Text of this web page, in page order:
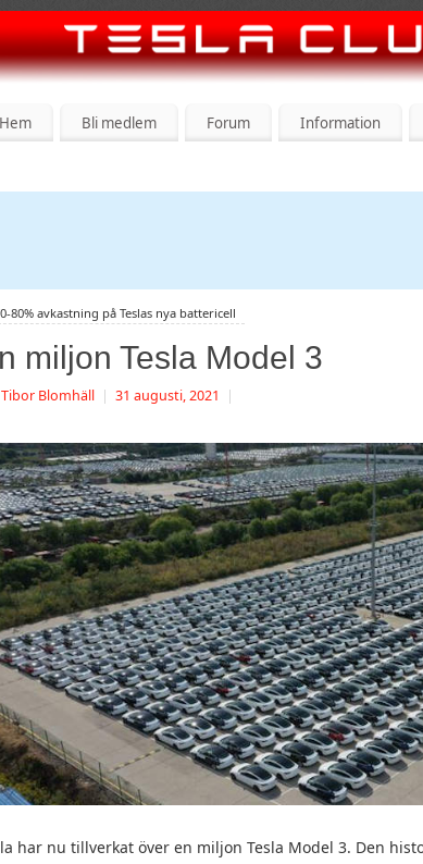
Hem Bli medlem Forum Information
80% avkastning på Teslas nya battericell
miljon Tesla Model 3
Tibor Blomhäll 31 augusti, 2021
har nu tillverkat över en miljon Tesla Model 3. Den